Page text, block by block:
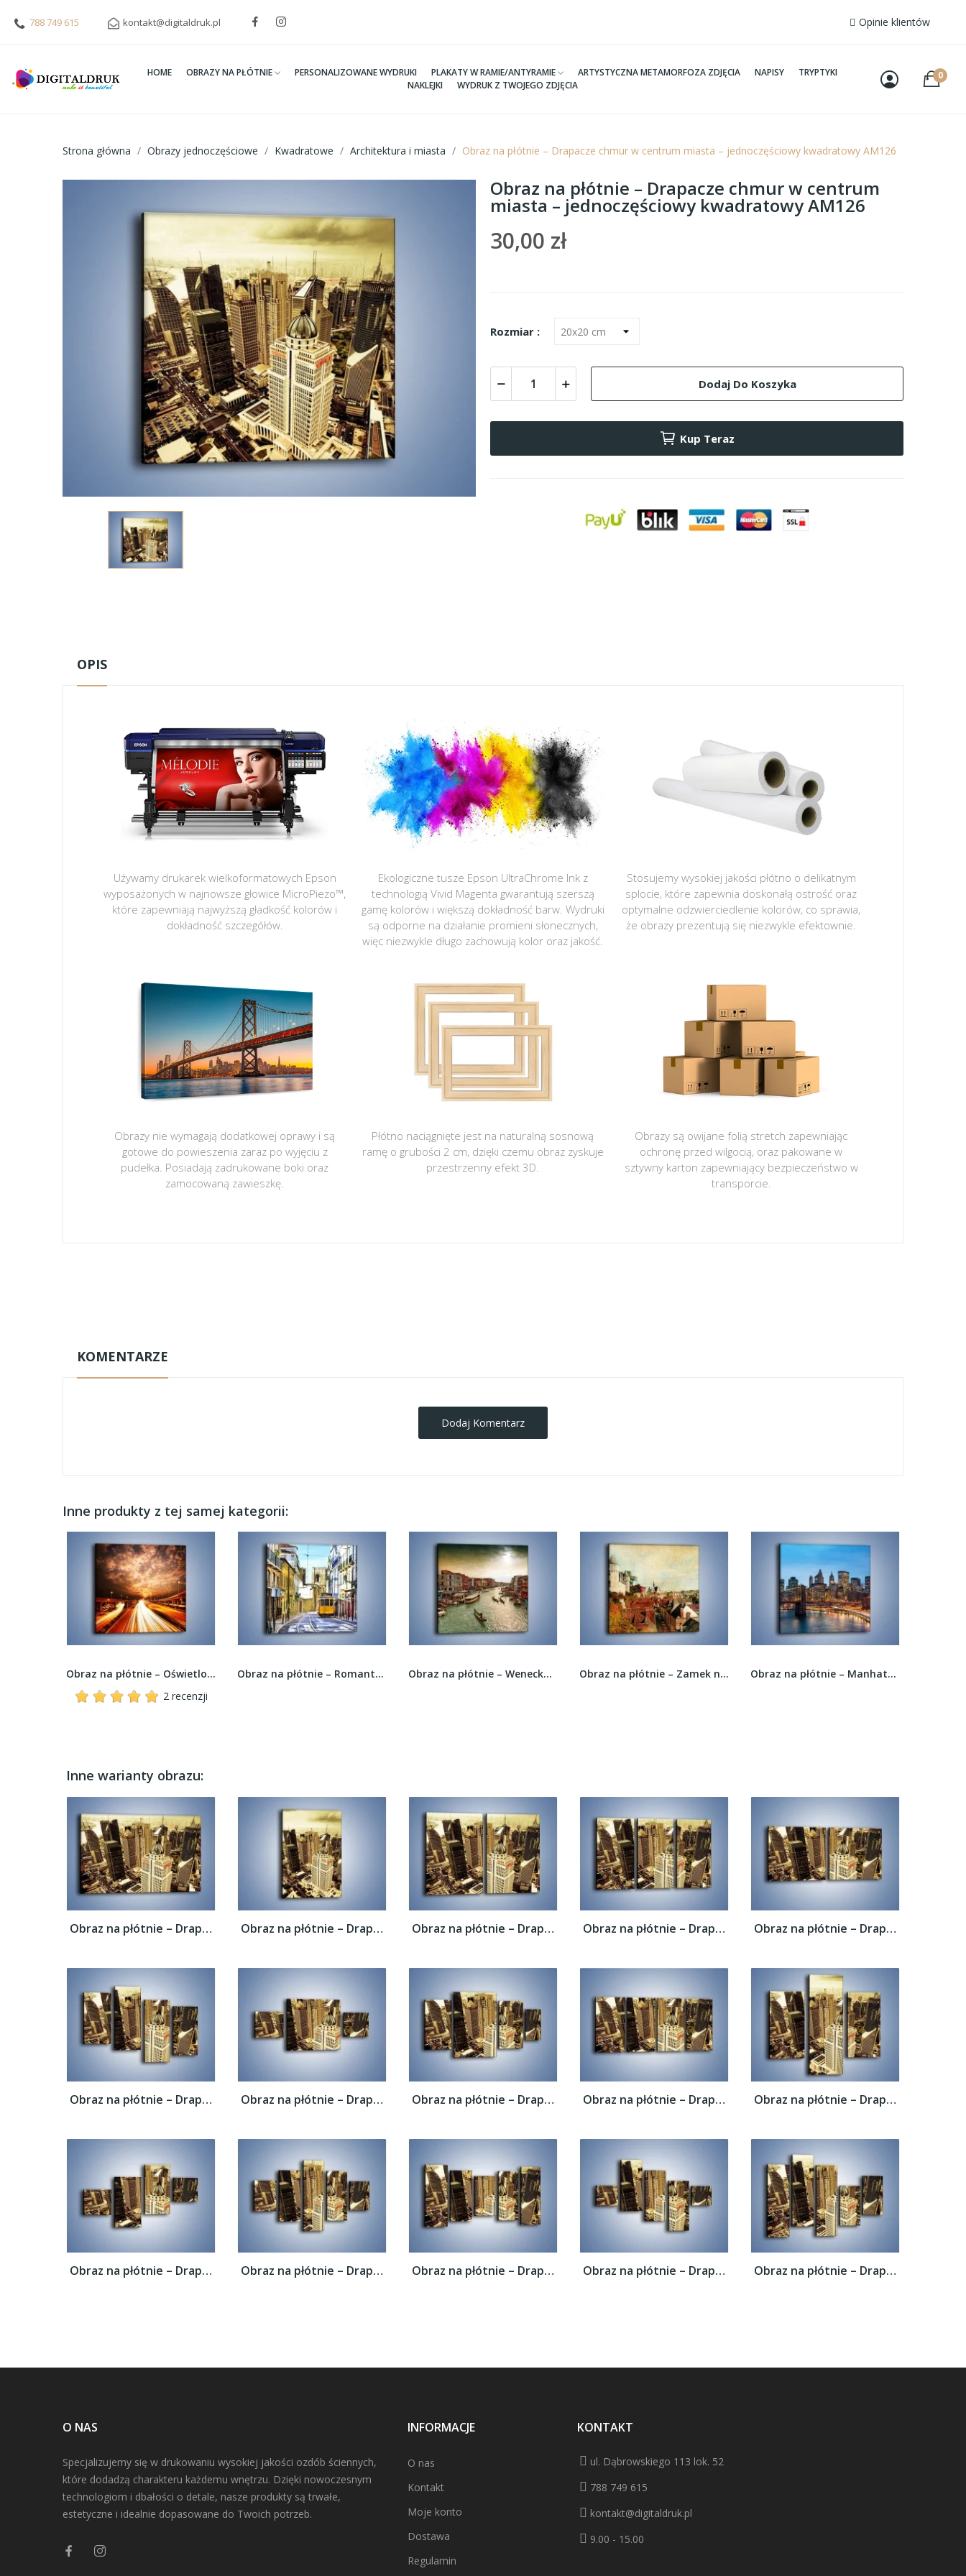
788 749 615 kontakt@digitaldruk.pl Opinie klientów
HOME OBRAZY NA PŁÓTNIE PERSONALIZOWANE WYDRUKI PLAKATY W RAMIE/ANTYRAMIE ARTYSTYCZNA METAMORFOZA ZDJĘCIA NAPISY
TRYPTYKI
NAKLEJKI
WYDRUK Z TWOJEGO ZDJĘCIA
0
Strona główna Obrazy jednoczęściowe Kwadratowe Architektura i miasta Obraz na płótnie – Drapacze chmur w centrum miasta – jednoczęściowy kwadratowy AM126
Obraz na płótnie – Drapacze chmur w centrum
miasta – jednoczęściowy kwadratowy AM126
30,00 zł
Rozmiar :
Dodaj Do Koszyka
Kup Teraz
OPIS
Używamy drukarek wielkoformatowych Epson
wyposażonych w najnowsze głowice MicroPiezo™,
które zapewniają najwyższą gładkość kolorów i
dokładność szczegółów.
Ekologiczne tusze Epson UltraChrome Ink z
technologią Vivid Magenta gwarantują szerszą
gamę kolorów i większą dokładność barw. Wydruki
są odporne na działanie promieni słonecznych,
więc niezwykle długo zachowują kolor oraz jakość.
Stosujemy wysokiej jakości płótno o delikatnym
splocie, które zapewnia doskonałą ostrość oraz
optymalne odzwierciedlenie kolorów, co sprawia,
że obrazy prezentują się niezwykle efektownie.
Obrazy nie wymagają dodatkowej oprawy i są
gotowe do powieszenia zaraz po wyjęciu z
pudełka. Posiadają zadrukowane boki oraz
zamocowaną zawieszkę.
Płótno naciągnięte jest na naturalną sosnową
ramę o grubości 2 cm, dzięki czemu obraz zyskuje
przestrzenny efekt 3D.
Obrazy są owijane folią stretch zapewniając
ochronę przed wilgocią, oraz pakowane w
sztywny karton zapewniający bezpieczeństwo w
transporcie.
KOMENTARZE
Dodaj Komentarz
Inne produkty z tej samej kategorii:
Obraz na płótnie – Oświetlona autostrada w...
2 recenzji
Obraz na płótnie – Romantyczna uliczka w... Obraz na płótnie – Wenecka architektura w Canal... Obraz na płótnie – Zamek nad miasteczkiem w... Obraz na płótnie – Manhattan w Nowym Yorku o...
Inne warianty obrazu:
Obraz na płótnie – Drapacze chmur w... Obraz na płótnie – Drapacze chmur w... Obraz na płótnie – Drapacze chmur w... Obraz na płótnie – Drapacze chmur w... Obraz na płótnie – Drapacze chmur w...
Obraz na płótnie – Drapacze chmur w... Obraz na płótnie – Drapacze chmur w... Obraz na płótnie – Drapacze chmur w... Obraz na płótnie – Drapacze chmur w... Obraz na płótnie – Drapacze chmur w...
Obraz na płótnie – Drapacze chmur w... Obraz na płótnie – Drapacze chmur w... Obraz na płótnie – Drapacze chmur w... Obraz na płótnie – Drapacze chmur w... Obraz na płótnie – Drapacze chmur w...
O NAS
Specjalizujemy się w drukowaniu wysokiej jakości ozdób ściennych,
które dodadzą charakteru każdemu wnętrzu. Dzięki nowoczesnym
technologiom i dbałości o detale, nasze produkty są trwałe,
estetyczne i idealnie dopasowane do Twoich potrzeb.
INFORMACJE
O nas
Kontakt
Moje konto
Dostawa
Regulamin
KONTAKT
ul. Dąbrowskiego 113 lok. 52
788 749 615
kontakt@digitaldruk.pl
9.00 - 15.00